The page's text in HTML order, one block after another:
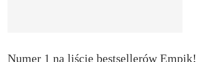
Numer 1 na liście bestsellerów Empik!